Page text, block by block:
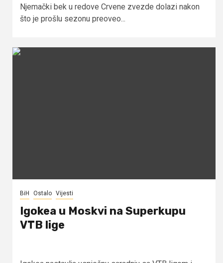
Njemački bek u redove Crvene zvezde dolazi nakon
što je prošlu sezonu preoveo...
BiH Ostalo Vijesti
Igokea u Moskvi na Superkupu
VTB lige